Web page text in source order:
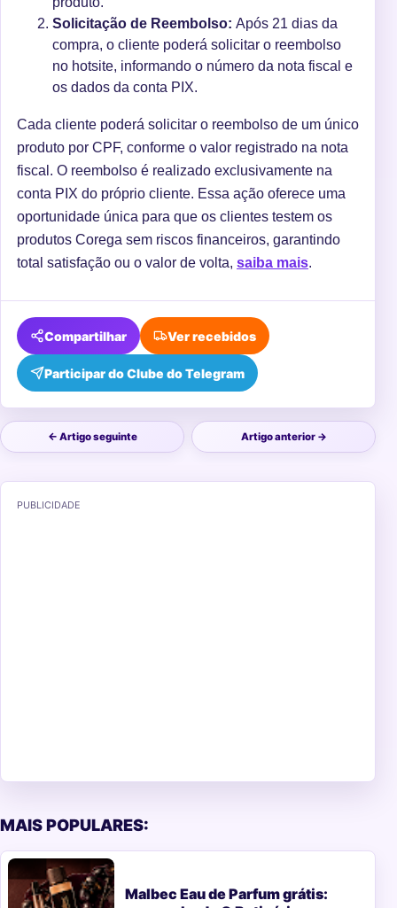
Solicitação de Reembolso: Após 21 dias da
compra, o cliente poderá solicitar o reembolso
no hotsite, informando o número da nota fiscal e
os dados da conta PIX.
Cada cliente poderá solicitar o reembolso de um único
produto por CPF, conforme o valor registrado na nota
fiscal. O reembolso é realizado exclusivamente na
conta PIX do próprio cliente. Essa ação oferece uma
oportunidade única para que os clientes testem os
produtos Corega sem riscos financeiros, garantindo
total satisfação ou o valor de volta, saiba mais.
Compartilhar
Participar do Clube do Telegram
Ver recebidos
← Artigo seguinte Artigo anterior →
PUBLICIDADE
MAIS POPULARES:
Malbec Eau de Parfum grátis: